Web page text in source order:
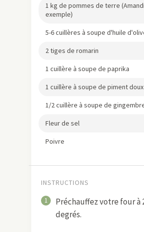
1 kg de pommes de terre
exemple)
5-6 cuillères à soupe d'huile
2 tiges de romarin
1 cuillère à soupe de paprika
1 cuillère à soupe de piment doux
1/2 cuillère à soupe de
Fleur de sel
Poivre
INSTRUCTIONS
1
Préchauffez votre four à
degrés.